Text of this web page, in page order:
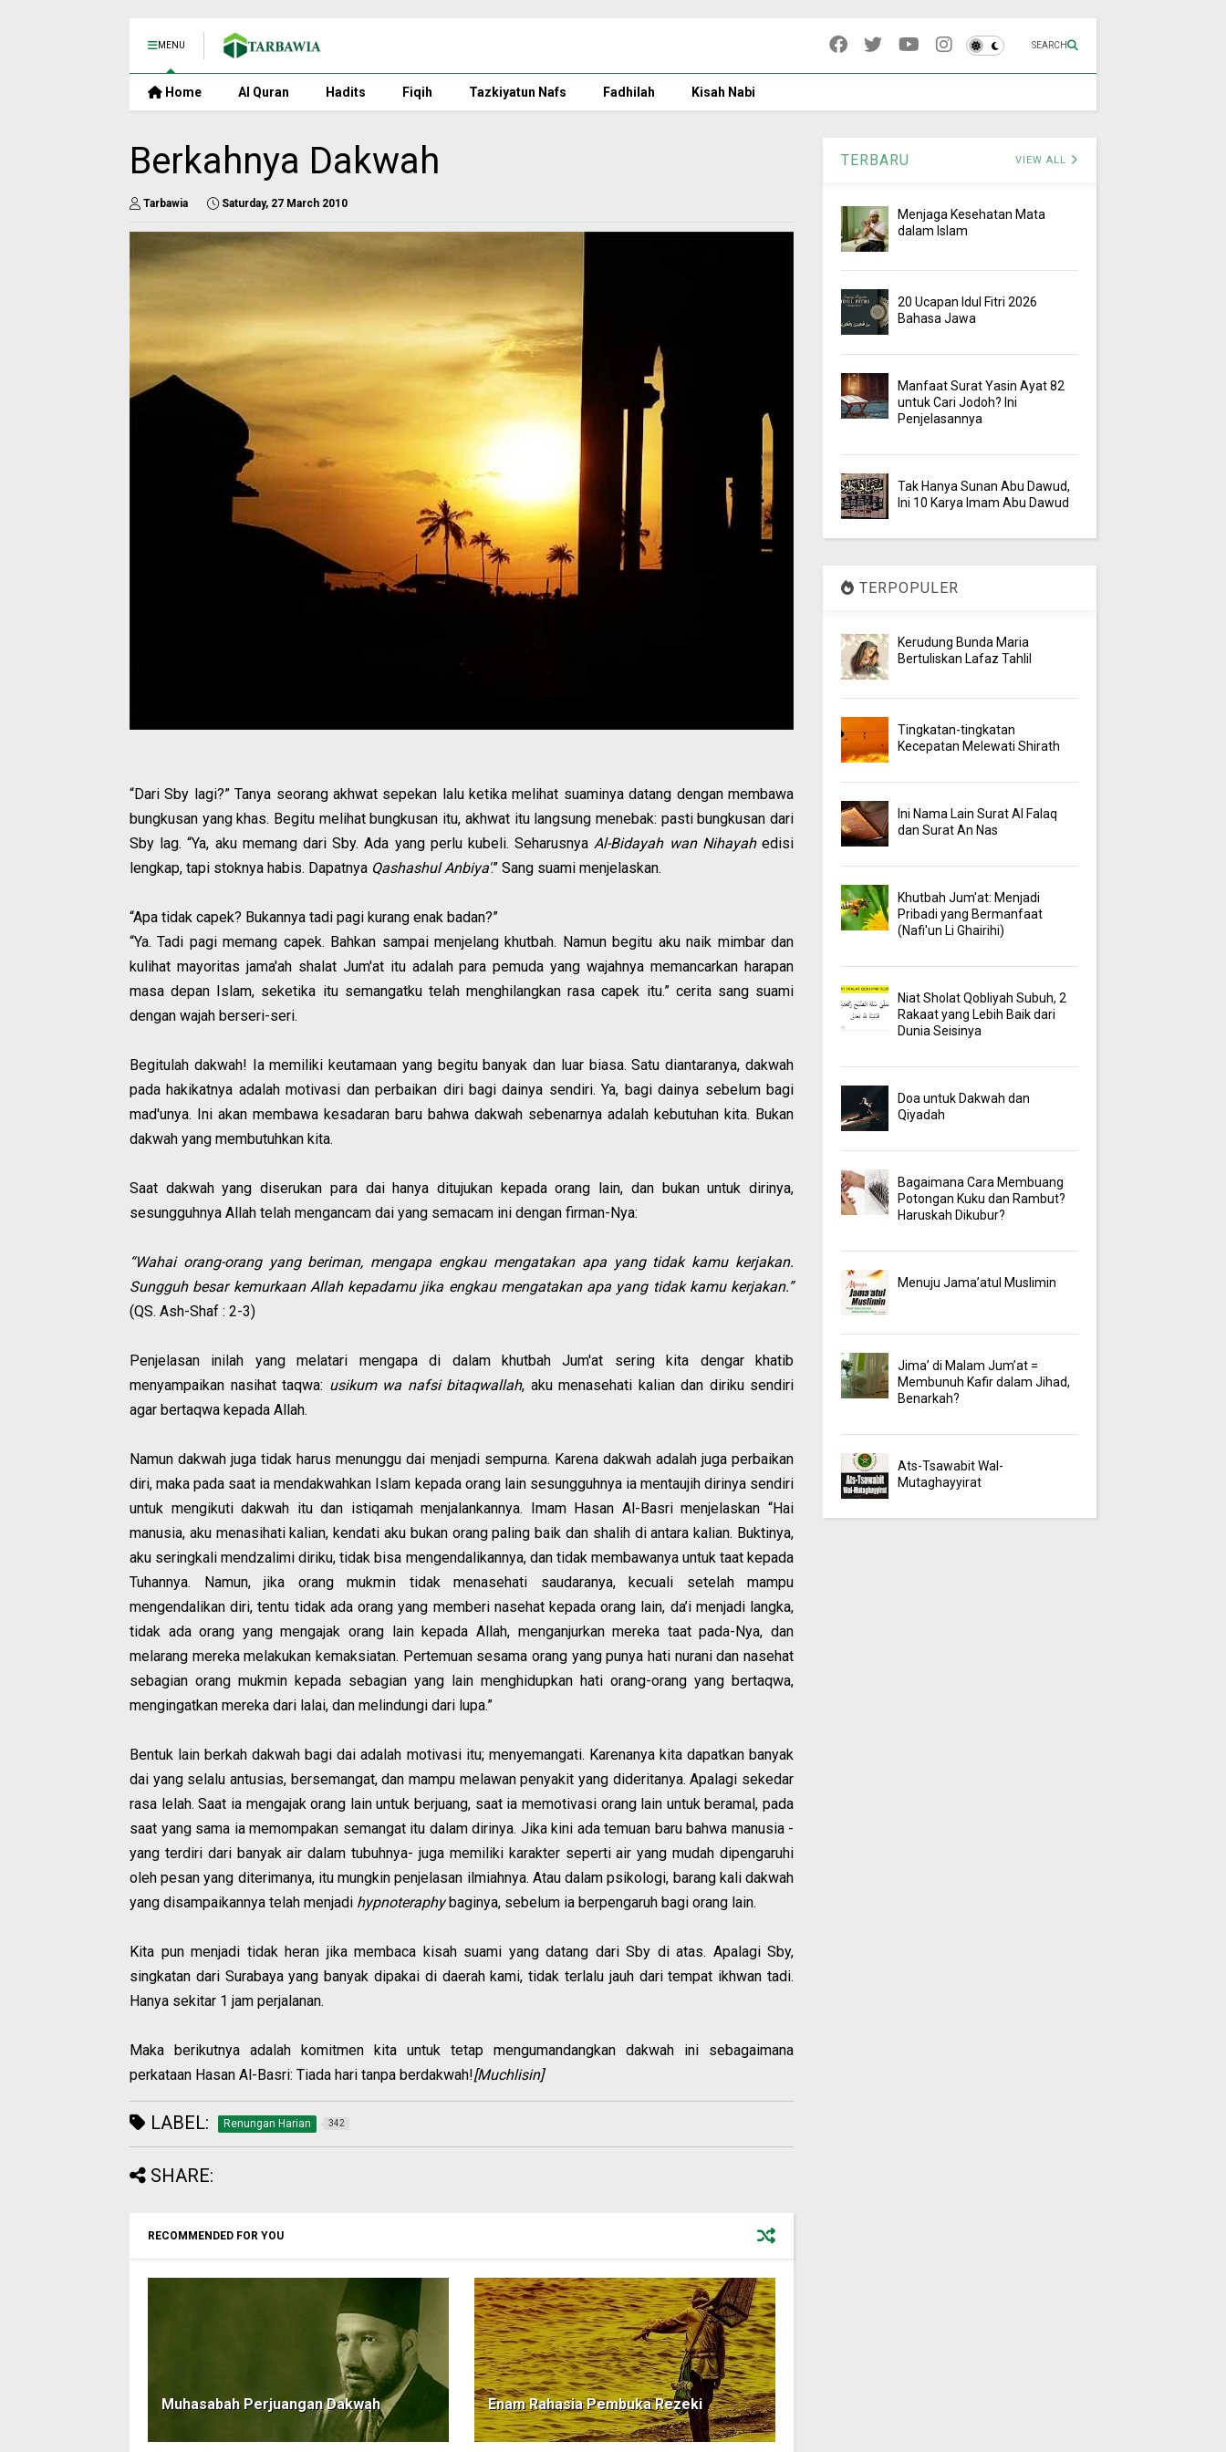
MENU SEARCH
Home Al Quran Hadits Fiqih Tazkiyatun Nafs Fadhilah Kisah Nabi
Berkahnya Dakwah
Tarbawia Saturday, 27 March 2010
“Dari Sby lagi?” Tanya seorang akhwat sepekan lalu ketika melihat suaminya datang dengan membawa
bungkusan yang khas. Begitu melihat bungkusan itu, akhwat itu langsung menebak: pasti bungkusan dari
Sby lag. “Ya, aku memang dari Sby. Ada yang perlu kubeli. SeharusnyaAl-Bidayah wan Nihayahedisi
lengkap, tapi stoknya habis. Dapatnya Qashashul Anbiya'.” Sang suami menjelaskan.
“Apa tidak capek? Bukannya tadi pagi kurang enak badan?”
“Ya. Tadi pagi memang capek. Bahkan sampai menjelang khutbah. Namun begitu aku naik mimbar dan
kulihat mayoritas jama'ah shalat Jum'at itu adalah para pemuda yang wajahnya memancarkan harapan
masa depan Islam, seketika itu semangatku telah menghilangkan rasa capek itu.” cerita sang suami
dengan wajah berseri-seri.
Begitulah dakwah! Ia memiliki keutamaan yang begitu banyak dan luar biasa. Satu diantaranya, dakwah
pada hakikatnya adalah motivasi dan perbaikan diri bagi dainya sendiri. Ya, bagi dainya sebelum bagi
mad'unya. Ini akan membawa kesadaran baru bahwa dakwah sebenarnya adalah kebutuhan kita. Bukan
dakwah yang membutuhkan kita.
Saat dakwah yang diserukan para dai hanya ditujukan kepada orang lain, dan bukan untuk dirinya,
sesungguhnya Allah telah mengancam dai yang semacam ini dengan firman-Nya:
“Wahai orang-orang yang beriman, mengapa engkau mengatakan apa yang tidak kamu kerjakan.
Sungguh besar kemurkaan Allah kepadamu jika engkau mengatakan apa yang tidak kamu kerjakan.”
(QS. Ash-Shaf : 2-3)
Penjelasan inilah yang melatari mengapa di dalam khutbah Jum'at sering kita dengar khatib
menyampaikan nasihat taqwa: usikum wa nafsi bitaqwallah, aku menasehati kalian dan diriku sendiri
agar bertaqwa kepada Allah.
Namun dakwah juga tidak harus menunggu dai menjadi sempurna. Karena dakwah adalah juga perbaikan
diri, maka pada saat ia mendakwahkan Islam kepada orang lain sesungguhnya ia mentaujih dirinya sendiri
untuk mengikuti dakwah itu dan istiqamah menjalankannya. Imam Hasan Al-Basri menjelaskan “Hai
manusia, aku menasihati kalian, kendati aku bukan orang paling baik dan shalih di antara kalian. Buktinya,
aku seringkali mendzalimi diriku, tidak bisa mengendalikannya, dan tidak membawanya untuk taat kepada
Tuhannya. Namun, jika orang mukmin tidak menasehati saudaranya, kecuali setelah mampu
mengendalikan diri, tentu tidak ada orang yang memberi nasehat kepada orang lain, da’i menjadi langka,
tidak ada orang yang mengajak orang lain kepada Allah, menganjurkan mereka taat pada-Nya, dan
melarang mereka melakukan kemaksiatan. Pertemuan sesama orang yang punya hati nurani dan nasehat
sebagian orang mukmin kepada sebagian yang lain menghidupkan hati orang-orang yang bertaqwa,
mengingatkan mereka dari lalai, dan melindungi dari lupa.”
Bentuk lain berkah dakwah bagi dai adalah motivasi itu; menyemangati. Karenanya kita dapatkan banyak
dai yang selalu antusias, bersemangat, dan mampu melawan penyakit yang dideritanya. Apalagi sekedar
rasa lelah. Saat ia mengajak orang lain untuk berjuang, saat ia memotivasi orang lain untuk beramal, pada
saat yang sama ia memompakan semangat itu dalam dirinya. Jika kini ada temuan baru bahwa manusia -
yang terdiri dari banyak air dalam tubuhnya- juga memiliki karakter seperti air yang mudah dipengaruhi
oleh pesan yang diterimanya, itu mungkin penjelasan ilmiahnya. Atau dalam psikologi, barang kali dakwah
yang disampaikannya telah menjadi hypnoteraphybaginya, sebelum ia berpengaruh bagi orang lain.
Kita pun menjadi tidak heran jika membaca kisah suami yang datang dari Sby di atas. Apalagi Sby,
singkatan dari Surabaya yang banyak dipakai di daerah kami, tidak terlalu jauh dari tempat ikhwan tadi.
Hanya sekitar 1 jam perjalanan.
Maka berikutnya adalah komitmen kita untuk tetap mengumandangkan dakwah ini sebagaimana
perkataan Hasan Al-Basri: Tiada hari tanpa berdakwah![Muchlisin]
LABEL: Renungan Harian 342
SHARE:
RECOMMENDED FOR YOU
Muhasabah Perjuangan Dakwah Enam Rahasia Pembuka Rezeki
TERBARU VIEW ALL
Menjaga Kesehatan Mata
dalam Islam
20 Ucapan Idul Fitri 2026
Bahasa Jawa
Manfaat Surat Yasin Ayat 82
untuk Cari Jodoh? Ini
Penjelasannya
Tak Hanya Sunan Abu Dawud,
Ini 10 Karya Imam Abu Dawud
TERPOPULER
Kerudung Bunda Maria
Bertuliskan Lafaz Tahlil
Tingkatan-tingkatan
Kecepatan Melewati Shirath
Ini Nama Lain Surat Al Falaq
dan Surat An Nas
Khutbah Jum'at: Menjadi
Pribadi yang Bermanfaat
(Nafi'un Li Ghairihi)
Niat Sholat Qobliyah Subuh, 2
Rakaat yang Lebih Baik dari
Dunia Seisinya
Doa untuk Dakwah dan
Qiyadah
Bagaimana Cara Membuang
Potongan Kuku dan Rambut?
Haruskah Dikubur?
Menuju Jama’atul Muslimin
Jima’ di Malam Jum’at =
Membunuh Kafir dalam Jihad,
Benarkah?
Ats-Tsawabit Wal-
Mutaghayyirat